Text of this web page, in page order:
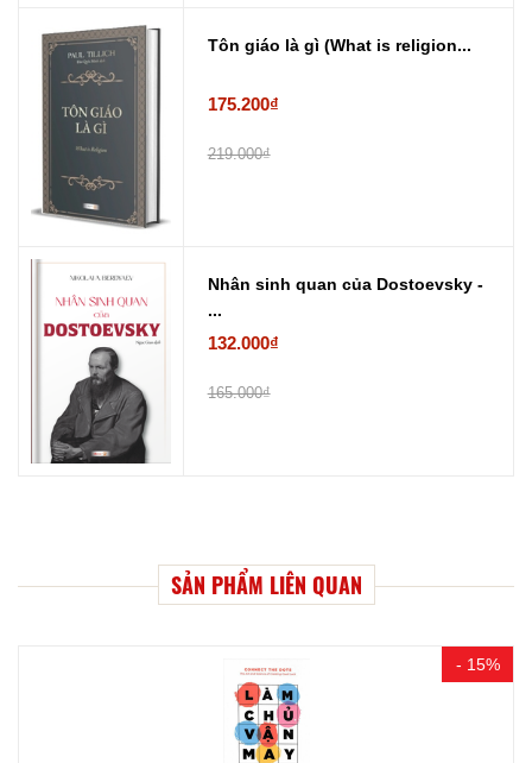
Tôn giáo là gì (What is religion...
175.200₫
219.000₫
Nhân sinh quan của Dostoevsky -
...
132.000₫
165.000₫
SẢN PHẨM LIÊN QUAN
- 15%